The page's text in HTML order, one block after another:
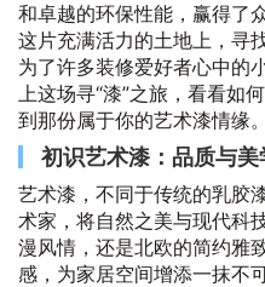
和卓越的环保性能，赢得了
这片充满活力的土地上，寻
为了许多装修爱好者心中的
上这场寻“漆”之旅，看看如
到那份属于你的艺术漆情缘。
初识艺术漆：品质与
艺术漆，不同于传统的乳胶
术家，将自然之美与现代科
漫风情，还是北欧的简约雅
感，为家居空间增添一抹不